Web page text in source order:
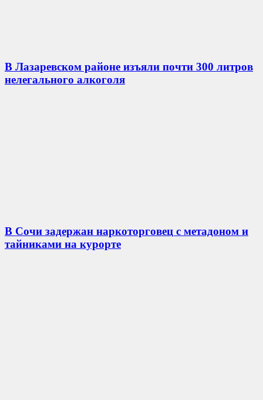
В Лазаревском районе изъяли почти 300 литров
нелегального алкоголя
В Сочи задержан наркоторговец с метадоном и
тайниками на курорте